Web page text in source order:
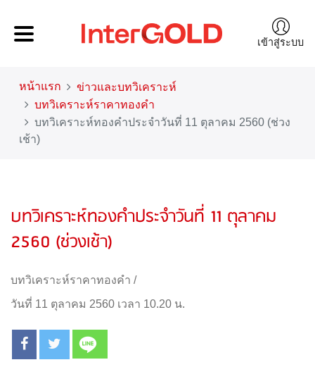
เข้าสู่ระบบ
หน้าแรก
ข่าวและบทวิเคราะห์
บทวิเคราะห์ราคาทองคำ
บทวิเคราะห์ทองคำประจำวันที่ 11 ตุลาคม 2560 (ช่วง
เช้า)
บทวิเคราะห์ทองคำประจำวันที่ 11 ตุลาคม
2560 (ช่วงเช้า)
บทวิเคราะห์ราคาทองคำ /
วันที่ 11 ตุลาคม 2560 เวลา 10.20 น.